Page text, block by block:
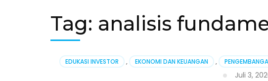
Tag: analisis
EDUKASI INVESTOR , EKONOMI DAN KEUANGAN ,
Juli 3,